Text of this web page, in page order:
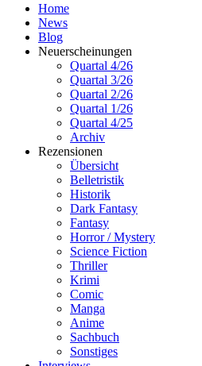
Home
News
Blog
Neuerscheinungen
Quartal 4/26
Quartal 3/26
Quartal 2/26
Quartal 1/26
Quartal 4/25
Archiv
Rezensionen
Übersicht
Belletristik
Historik
Dark Fantasy
Fantasy
Horror / Mystery
Science Fiction
Thriller
Krimi
Comic
Manga
Anime
Sachbuch
Sonstiges